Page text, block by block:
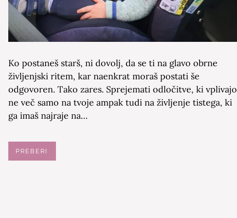
Ko postaneš starš, ni dovolj, da se ti na glavo obrne
življenjski ritem, kar naenkrat moraš postati še
odgovoren. Tako zares. Sprejemati odločitve, ki vplivajo
ne več samo na tvoje ampak tudi na življenje tistega, ki
ga imaš najraje na…
PREBERI